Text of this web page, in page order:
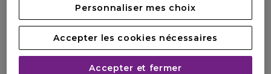
Personnaliser mes choix
Accepter les cookies nécessaires
Accepter et fermer